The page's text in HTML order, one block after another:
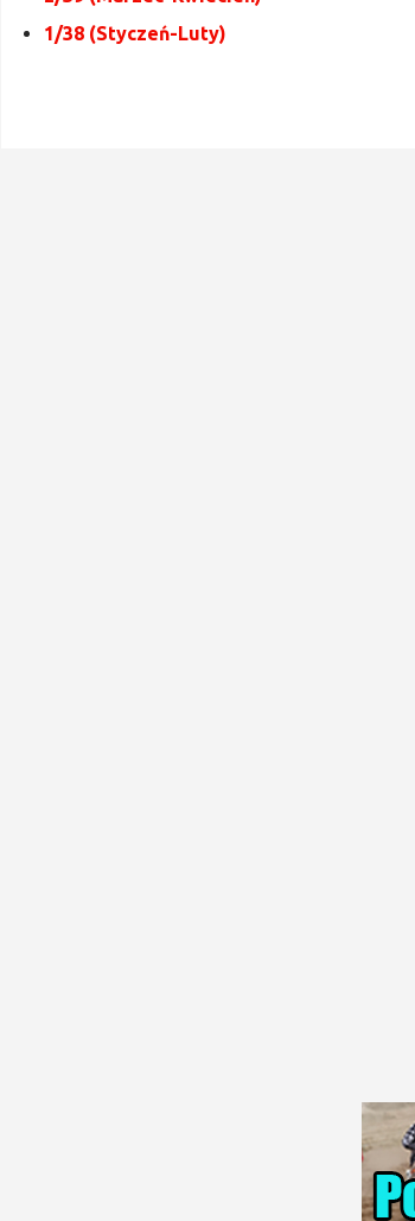
1/38 (Styczeń-Luty)